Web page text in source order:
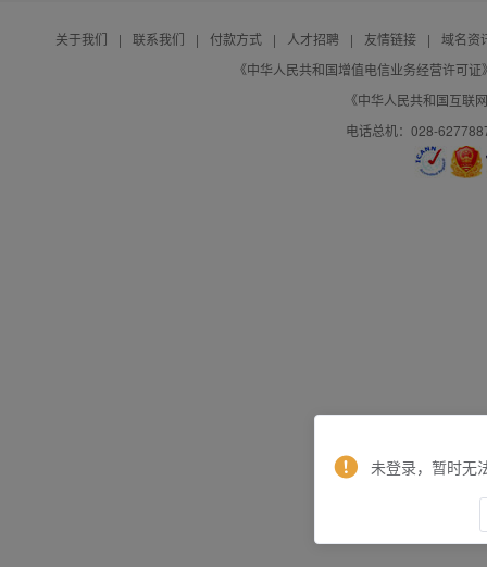
关于我们 | 联系我们 | 付款方式 | 人才招聘 | 友情链接 |
域名资
《中华人民共和国增值电信业务经营许可
《中华人民共和国互联
电话总机：028-
未登录，暂时无